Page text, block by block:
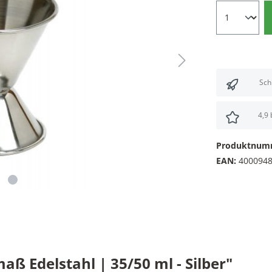
4,9
EAN:
Edelstahl | 35/50 ml - Silber"